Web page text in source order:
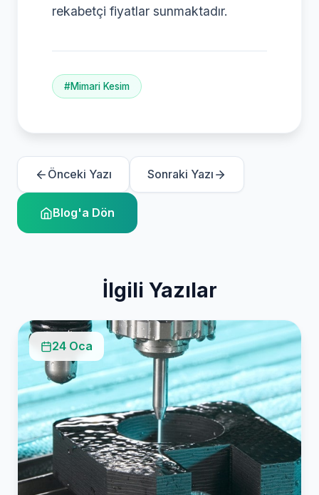
rekabetçi fiyatlar sunmaktadır.
#Mimari Kesim
Önceki Yazı Sonraki Yazı
Blog'a Dön
İlgili Yazılar
24 Oca